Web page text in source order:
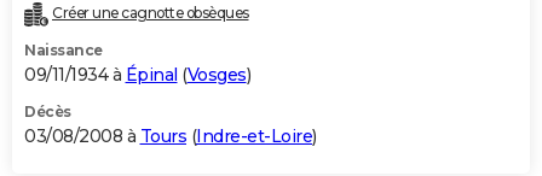
Créer une cagnotte obsèques
Naissance
09/11/1934 à Épinal (Vosges)
Décès
03/08/2008 à Tours (Indre-et-Loire)